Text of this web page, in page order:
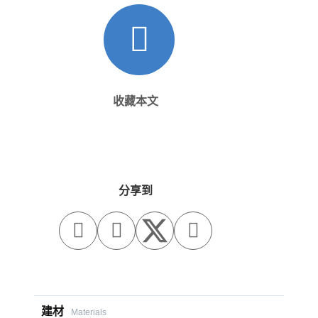
收藏本文
分享到
  
建材
Materials